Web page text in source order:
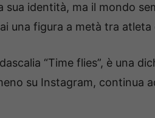
identità, ma il mondo
una figura a metà tra atleta
“Time flies”, è una
su Instagram, continua